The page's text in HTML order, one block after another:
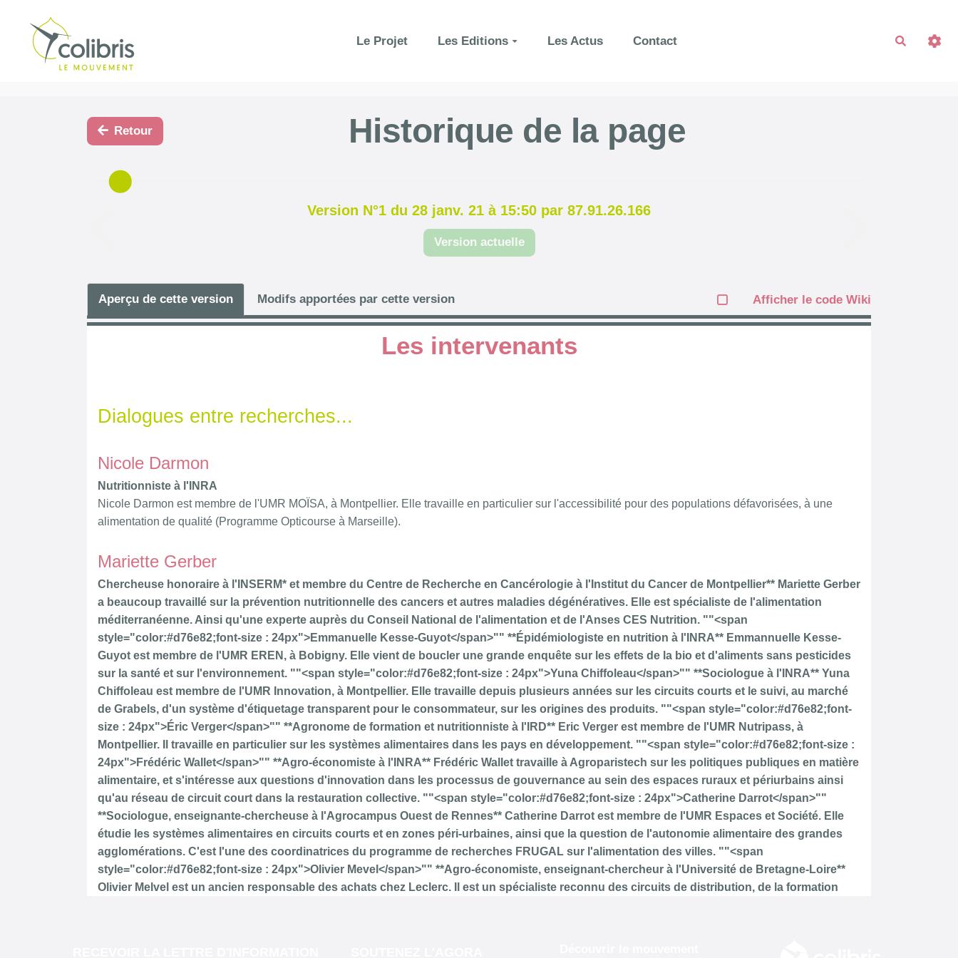
Le Projet Les Editions Les Actus Contact
Retour Historique de la page
Version N°1 du 28 janv. 21 à 15:50 par 87.91.26.166
Version actuelle
Aperçu de cette version Modifs apportées par cette version Afficher le code Wiki